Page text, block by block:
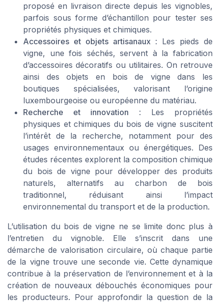
proposé en livraison directe depuis les vignobles,
parfois sous forme d’échantillon pour tester ses
propriétés physiques et chimiques.
Accessoires et objets artisanaux : Les pieds de
vigne, une fois séchés, servent à la fabrication
d’accessoires décoratifs ou utilitaires. On retrouve
ainsi des objets en bois de vigne dans les
boutiques spécialisées, valorisant l’origine
luxembourgeoise ou européenne du matériau.
Recherche et innovation : Les propriétés
physiques et chimiques du bois de vigne suscitent
l’intérêt de la recherche, notamment pour des
usages environnementaux ou énergétiques. Des
études récentes explorent la composition chimique
du bois de vigne pour développer des produits
naturels, alternatifs au charbon de bois
traditionnel, réduisant ainsi l’impact
environnemental du transport et de la production.
L’utilisation du bois de vigne ne se limite donc plus à
l’entretien du vignoble. Elle s’inscrit dans une
démarche de valorisation circulaire, où chaque partie
de la vigne trouve une seconde vie. Cette dynamique
contribue à la préservation de l’environnement et à la
création de nouveaux débouchés économiques pour
les producteurs. Pour approfondir la question de la